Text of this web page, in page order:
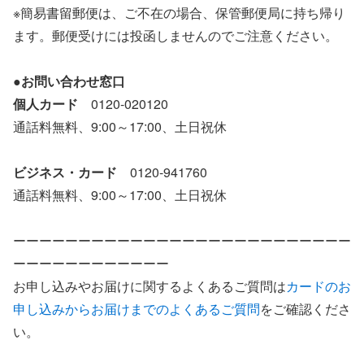
※簡易書留郵便は、ご不在の場合、保管郵便局に持ち帰り
ます。郵便受けには投函しませんのでご注意ください。
●お問い合わせ窓口
個人カード 0120-020120
通話料無料、9:00～17:00、土日祝休
ビジネス・カード 0120-941760
通話料無料、9:00～17:00、土日祝休
ーーーーーーーーーーーーーーーーーーーーーーーーーー
ーーーーーーーーーーーー
お申し込みやお届けに関するよくあるご質問はカードのお
申し込みからお届けまでのよくあるご質問をご確認くださ
い。